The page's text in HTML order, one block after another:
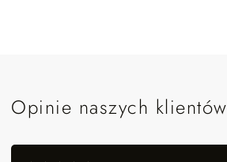
Opinie naszych klientów